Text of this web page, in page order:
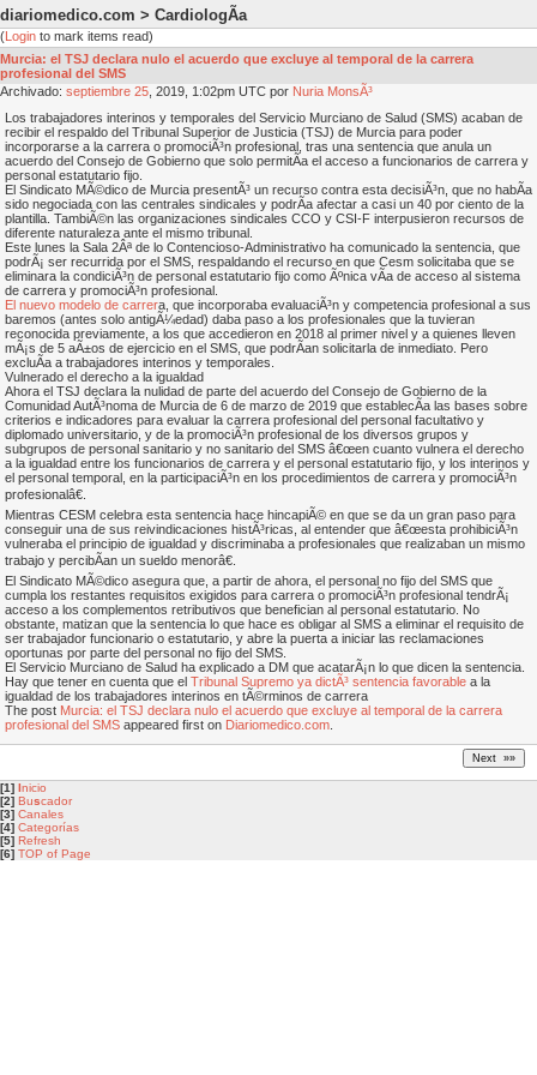
diariomedico.com > CardiologÃ­a
(Login to mark items read)
Murcia: el TSJ declara nulo el acuerdo que excluye al temporal de la carrera
profesional del SMS
Archivado: septiembre 25 , 2019, 1:02pm UTC por Nuria MonsÃ³
Los trabajadores interinos y temporales del Servicio Murciano de Salud (SMS) acaban de
recibir el respaldo del Tribunal Superior de Justicia (TSJ) de Murcia para poder
incorporarse a la carrera o promociÃ³n profesional, tras una sentencia que anula un
acuerdo del Consejo de Gobierno que solo permitÃ­a el acceso a funcionarios de carrera y
personal estatutario fijo.
El Sindicato MÃ©dico de Murcia presentÃ³ un recurso contra esta decisiÃ³n, que no habÃ­a
sido negociada con las centrales sindicales y podrÃ­a afectar a casi un 40 por ciento de la
plantilla. TambiÃ©n las organizaciones sindicales CCO y CSI-F interpusieron recursos de
diferente naturaleza ante el mismo tribunal.
Este lunes la Sala 2Âª de lo Contencioso-Administrativo ha comunicado la sentencia, que
podrÃ¡ ser recurrida por el SMS, respaldando el recurso en que Cesm solicitaba que se
eliminara la condiciÃ³n de personal estatutario fijo como Ãºnica vÃ­a de acceso al sistema
de carrera y promociÃ³n profesional.
El nuevo modelo de carrera, que incorporaba evaluaciÃ³n y competencia profesional a sus
baremos (antes solo antigÃ¼edad) daba paso a los profesionales que la tuvieran
reconocida previamente, a los que accedieron en 2018 al primer nivel y a quienes lleven
mÃ¡s de 5 aÃ±os de ejercicio en el SMS, que podrÃ­an solicitarla de inmediato. Pero
excluÃ­a a trabajadores interinos y temporales.
Vulnerado el derecho a la igualdad
Ahora el TSJ declara la nulidad de parte del acuerdo del Consejo de Gobierno de la
Comunidad AutÃ³noma de Murcia de 6 de marzo de 2019 que establecÃ­a las bases sobre
criterios e indicadores para evaluar la carrera profesional del personal facultativo y
diplomado universitario, y de la promociÃ³n profesional de los diversos grupos y
subgrupos de personal sanitario y no sanitario del SMS â€œen cuanto vulnera el derecho
a la igualdad entre los funcionarios de carrera y el personal estatutario fijo, y los interinos y
el personal temporal, en la participaciÃ³n en los procedimientos de carrera y promociÃ³n
profesionalâ€.
Mientras CESM celebra esta sentencia hace hincapiÃ© en que se da un gran paso para
conseguir una de sus reivindicaciones histÃ³ricas, al entender que â€œesta prohibiciÃ³n
vulneraba el principio de igualdad y discriminaba a profesionales que realizaban un mismo
trabajo y percibÃ­an un sueldo menorâ€.
El Sindicato MÃ©dico asegura que, a partir de ahora, el personal no fijo del SMS que
cumpla los restantes requisitos exigidos para carrera o promociÃ³n profesional tendrÃ¡
acceso a los complementos retributivos que benefician al personal estatutario. No
obstante, matizan que la sentencia lo que hace es obligar al SMS a eliminar el requisito de
ser trabajador funcionario o estatutario, y abre la puerta a iniciar las reclamaciones
oportunas por parte del personal no fijo del SMS.
El Servicio Murciano de Salud ha explicado a DM que acatarÃ¡n lo que dicen la sentencia.
Hay que tener en cuenta que el Tribunal Supremo ya dictÃ³ sentencia favorable a la
igualdad de los trabajadores interinos en tÃ©rminos de carrera
The post Murcia: el TSJ declara nulo el acuerdo que excluye al temporal de la carrera
profesional del SMS appeared first on Diariomedico.com
[1] Inicio
[2] Buscador
[3] Canales
[4] Categorías
[5] Refresh
[6] TOP of Page